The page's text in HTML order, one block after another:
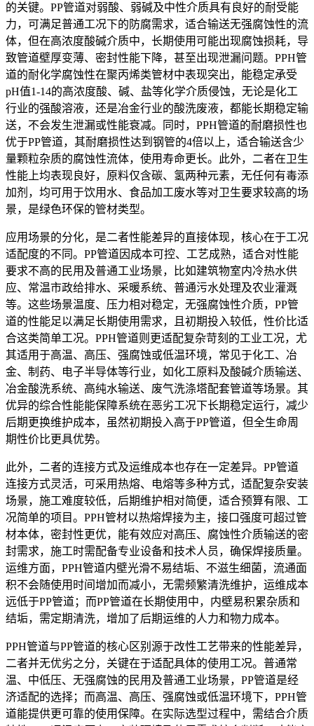
的关键。PP管道对弱酸、弱碱及中性介质具有良好的耐受能
力，可满足普通工况下的防腐需求，适合输送无强腐蚀性的流
体，但在高浓度酸碱介质中，长期使用可能出现腐蚀损耗，导
致管道壁厚变薄、密封性能下降，甚至出现泄漏问题。PPH管
道的耐化学腐蚀性在聚丙烯类管材中表现突出，能稳定承受
pH值1-14的高浓度酸、碱、盐等化学介质侵蚀，无论是化工
行业的强酸溶液，还是冶金行业的酸洗废液，都能长期稳定输
送，不会发生泄漏或性能衰减。同时，PPH管道的耐磨损性也
优于PP管道，其耐磨损性达到钢管的4倍以上，适合输送含少
量颗粒杂质的腐蚀性流体，使用寿命更长。此外，二者在卫生
性能上均表现良好，原料仅含碳、氢两种元素，无任何有毒添
加剂，均可用于饮用水、食品加工废水等对卫生要求较高的场
景，是绿色环保的管材类型。
应用场景的分化，是二者性能差异的直接体现，核心在于工况
适配度的不同。PP管道因成本可控、工艺成熟，适合对性能
要求不高的民用及普通工业场景，比如建筑物室内冷热水供
应、常温市政给排水、采暖系统、普通污水处理及农业灌溉
等。这些场景温度、压力相对稳定，无强腐蚀性介质，PP管
道的性能足以满足长期使用需求，且初期投入较低，性价比适
合这类简单工况。PPH管道则更适配复杂苛刻的工业工况，尤
其适用于高温、高压、强腐蚀或低温环境，常见于化工、冶
金、制药、电子半导体等行业，如化工原料及酸碱介质输送、
冶金酸洗系统、高纯水输送、废气洗涤塔配套管道等场景。其
优异的综合性能能保障系统在恶劣工况下长期稳定运行，减少
后期更换维护成本，虽然初期投入高于PP管道，但全生命周
期性价比更具优势。
此外，二者的连接方式及运维成本也存在一定差异。PP管道
连接方式灵活，可采用热熔、电熔等多种方式，适配复杂安装
场景，施工难度较低，后期维护相对简便，适合预算有限、工
况简单的项目。PPH管材以热熔焊接为主，接口强度可超过管
材本体，密封性更优，能有效应对高压、腐蚀性介质输送的密
封需求，施工时需配备专业设备和技术人员，确保焊接质量。
运维方面，PPH管道内壁光滑不易结垢、不滋生细菌，流通面
积不会随使用时间增加而减小，无需频繁清洗维护，运维成本
远低于PP管道；而PP管道在长期使用中，内壁易积累杂质和
结垢，需定期清洗，增加了后期运维的人力和物力成本。
PPH管道与PP管道的核心区别源于改性工艺带来的性能差异，
二者并无优劣之分，关键在于适配具体的使用工况。普通常
温、中低压、无强腐蚀的民用及普通工业场景，PP管道是经
济适配的选择；而高温、高压、强腐蚀或低温环境下，PPH管
道能提供更可靠的使用保障。在实际选型过程中，需结合介质